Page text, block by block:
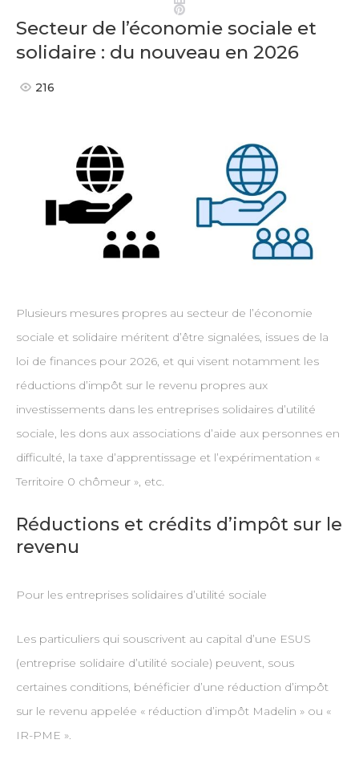
Pinterest
Secteur de l’économie sociale et
solidaire : du nouveau en 2026
216
Plusieurs mesures propres au secteur de l’économie
sociale et solidaire méritent d’être signalées, issues de la
loi de finances pour 2026, et qui visent notamment les
réductions d’impôt sur le revenu propres aux
investissements dans les entreprises solidaires d’utilité
sociale, les dons aux associations d’aide aux personnes en
difficulté, la taxe d’apprentissage et l’expérimentation «
Territoire 0 chômeur », etc.
Réductions et crédits d’impôt sur le
revenu
Pour les entreprises solidaires d’utilité sociale
Les particuliers qui souscrivent au capital d’une ESUS
(entreprise solidaire d’utilité sociale) peuvent, sous
certaines conditions, bénéficier d’une réduction d’impôt
sur le revenu appelée « réduction d’impôt Madelin » ou «
IR-PME ».